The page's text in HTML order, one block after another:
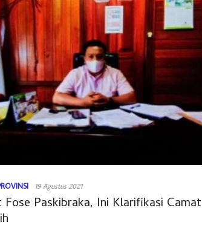
19 Agustus 2021
Paskibraka, Ini Klarifikasi Camat